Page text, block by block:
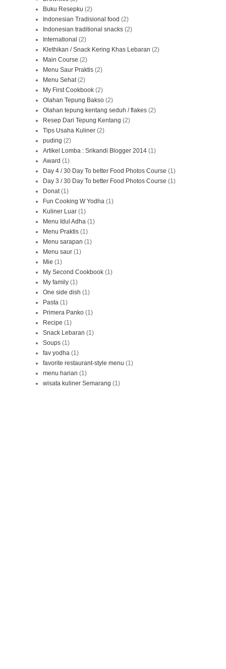
Buku Resepku (2)
Indonesian Tradisional food (2)
Indonesian traditional snacks (2)
International (2)
Klethikan / Snack Kering Khas Lebaran (2)
Main Course (2)
Menu Saur Praktis (2)
Menu Sehat (2)
My First Cookbook (2)
Olahan Tepung Bakso (2)
Olahan tepung kentang seduh / flakes (2)
Resep Dari Tepung Kentang (2)
Tips Usaha Kuliner (2)
puding (2)
Artikel Lomba : Srikandi Blogger 2014 (1)
Award (1)
Day 4 / 30 Day To better Food Photos Course (1)
Day 3 / 30 Day To better Food Photos Course (1)
Donat (1)
Fun Cooking W Yodha (1)
Kuliner Luar (1)
Menu Idul Adha (1)
Menu Praktis (1)
Menu sarapan (1)
Menu saur (1)
Mie (1)
My Second Cookbook (1)
My family (1)
One side dish (1)
Pasta (1)
Primera Panko (1)
Recipe (1)
Snack Lebaran (1)
Soups (1)
fav yodha (1)
favorite restaurant-style menu (1)
menu harian (1)
wisata kuliner Semarang (1)